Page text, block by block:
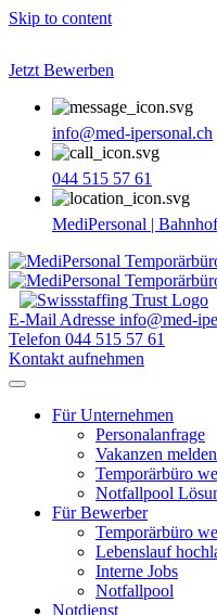
Skip to content
Jetzt Bewerben
info@med-ipersonal.ch
044 515 57 61
MediPersonal |
E-Mail Adresse info@med-
Telefon 044 515 57 61
Kontakt aufnehmen
Für Unternehmen
Personalanfrage
Vakanzen melden
Temporärbüro
Notfallpool
Für Bewerber
Temporärbüro
Lebenslauf
Interne Jobs
Notfallpool
Notdienst